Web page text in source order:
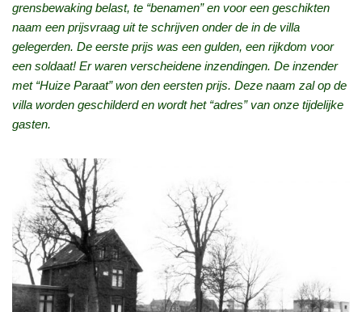
grensbewaking belast, te “benamen” en voor een geschikten
naam een prijsvraag uit te schrijven onder de in de villa
gelegerden. De eerste prijs was een gulden, een rijkdom voor
een soldaat! Er waren verscheidene inzendingen. De inzender
met “Huize Paraat” won den eersten prijs. Deze naam zal op de
villa worden geschilderd en wordt het “adres” van onze tijdelijke
gasten.